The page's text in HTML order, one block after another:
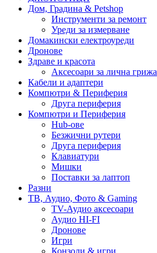
Дом, Градина & Petshop
Инструменти за ремонт
Уреди за измерване
Домакински електроуреди
Дронове
Здраве и красота
Аксесоари за лична грижа
Кабели и адаптери
Компютри & Периферия
Друга периферия
Компютри и Периферия
Hub-ове
Безжични рутери
Друга периферия
Клавиатури
Мишки
Поставки за лаптоп
Разни
ТВ, Аудио, Фото & Gaming
TV-Аудио аксесоари
Аудио HI-FI
Дронове
Игри